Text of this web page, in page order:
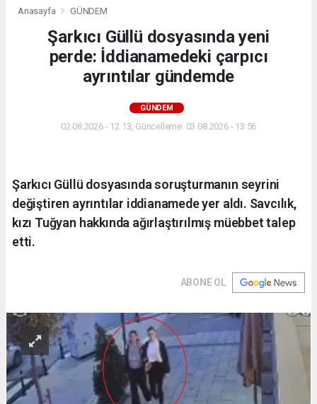
Anasayfa GÜNDEM
Şarkıcı Güllü dosyasında yeni
perde: İddianamedeki çarpıcı
ayrıntılar gündemde
GÜNDEM
02.08.2026 - 12:13, Güncelleme: 03.08.2026 - 13:56
Şarkıcı Güllü dosyasında soruşturmanın seyrini
değiştiren ayrıntılar iddianamede yer aldı. Savcılık,
kızı Tuğyan hakkında ağırlaştırılmış müebbet talep
etti.
ABONE OL